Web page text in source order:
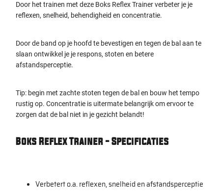
Door het trainen met deze Boks Reflex Trainer verbeter je je
reflexen, snelheid, behendigheid en concentratie.
Door de band op je hoofd te bevestigen en tegen de bal aan te
slaan ontwikkel je je respons, stoten en betere
afstandsperceptie.
Tip: begin met zachte stoten tegen de bal en bouw het tempo
rustig op. Concentratie is uitermate belangrijk om ervoor te
zorgen dat de bal niet in je gezicht belandt!
Boks Reflex Trainer - Specificaties
Verbetert o.a. reflexen, snelheid en afstandsperceptie